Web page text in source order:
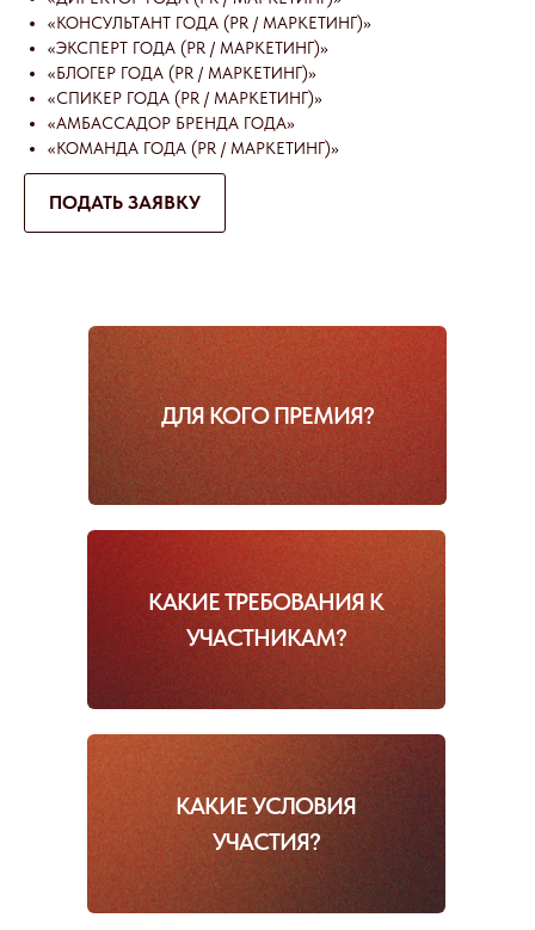
«КОНСУЛЬТАНТ ГОДА (PR / МАРКЕТИНГ)»
«ЭКСПЕРТ ГОДА (PR / МАРКЕТИНГ)»
«БЛОГЕР ГОДА (PR / МАРКЕТИНГ)»
«СПИКЕР ГОДА (PR / МАРКЕТИНГ)»
«АМБАССАДОР БРЕНДА ГОДА»
«КОМАНДА ГОДА (PR / МАРКЕТИНГ)»
ПОДАТЬ ЗАЯВКУ
КАКИЕ УСЛОВИЯ
УЧАСТИЯ?
КАКИЕ ТРЕБОВАНИЯ К
УЧАСТНИКАМ?
ДЛЯ КОГО ПРЕМИЯ?